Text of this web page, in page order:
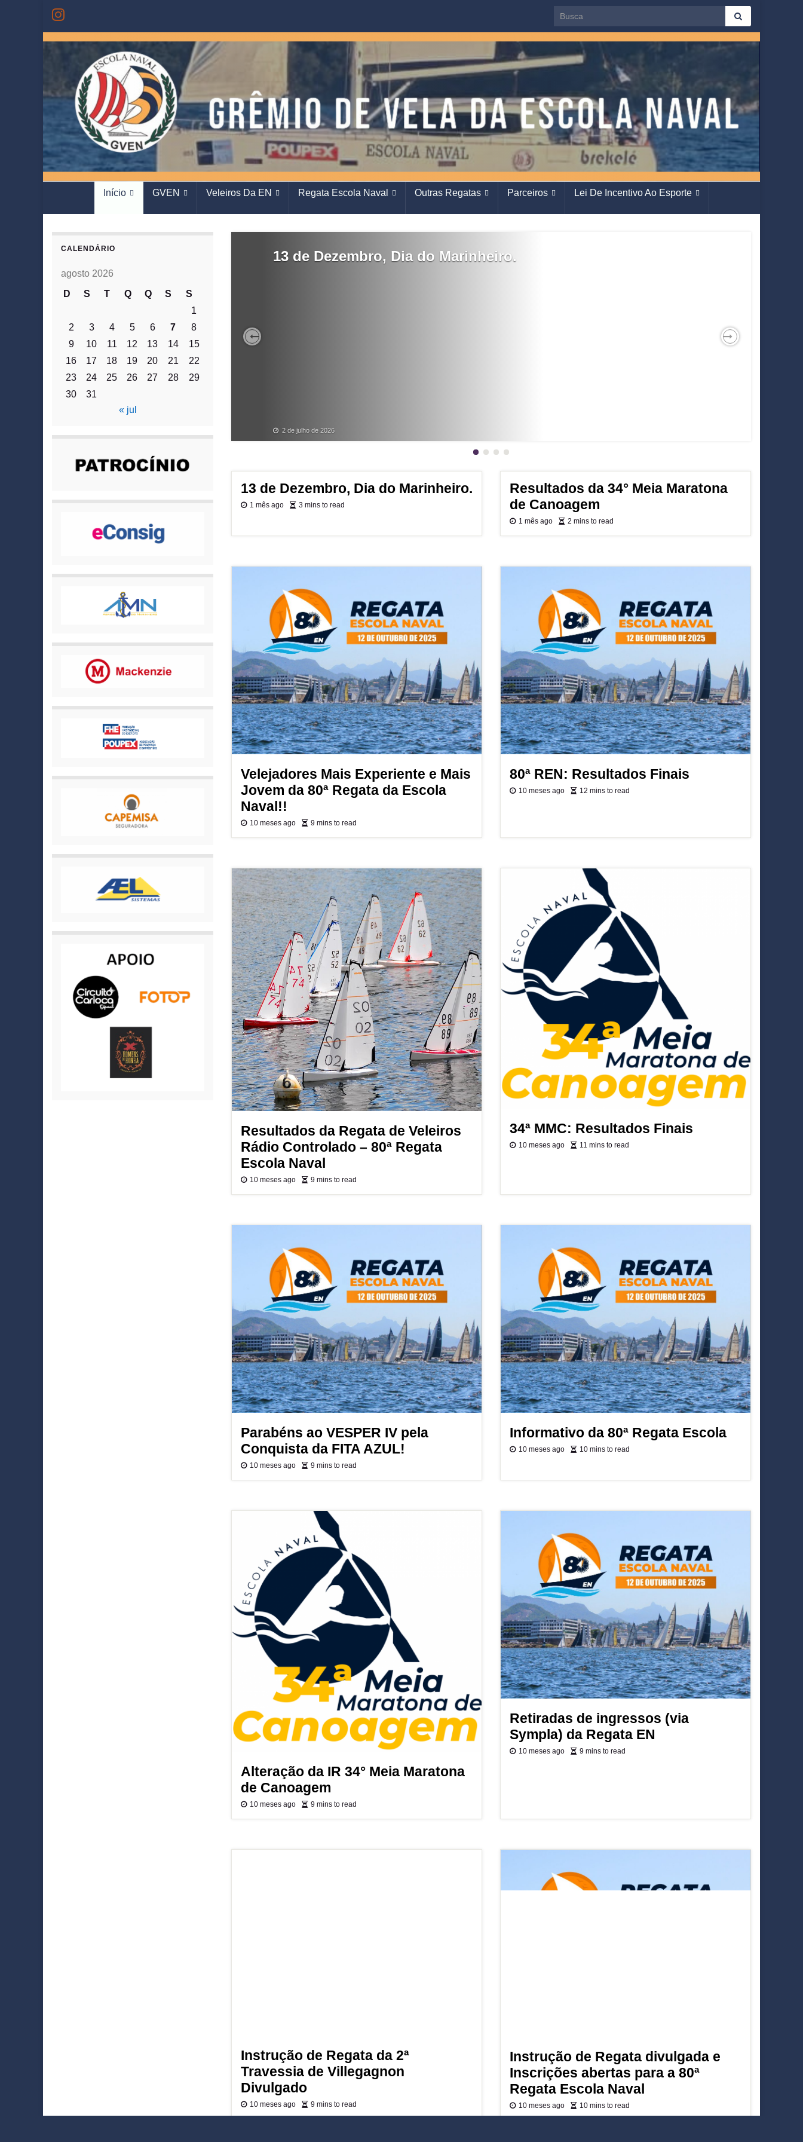
Search for:
Início GVEN Veleiros Da EN Regata Escola Naval Outras Regatas Parceiros Lei De Incentivo Ao Esporte
13 de Dezembro, Dia do Marinheiro.
2 de julho de 2026
13 de Dezembro, Dia do Marinheiro.
1 mês ago 3 mins to read
Resultados da 34° Meia Maratona
de Canoagem
1 mês ago 2 mins to read
Velejadores Mais Experiente e Mais
Jovem da 80ª Regata da Escola
Naval!!
10 meses ago 9 mins to read
80ª REN: Resultados Finais
10 meses ago 12 mins to read
Resultados da Regata de Veleiros
Rádio Controlado – 80ª Regata
Escola Naval
10 meses ago 9 mins to read
34ª MMC: Resultados Finais
10 meses ago 11 mins to read
Parabéns ao VESPER IV pela
Conquista da FITA AZUL!
10 meses ago 9 mins to read
Informativo da 80ª Regata Escola
10 meses ago 10 mins to read
Alteração da IR 34° Meia Maratona
de Canoagem
10 meses ago 9 mins to read
Retiradas de ingressos (via
Sympla) da Regata EN
10 meses ago 9 mins to read
Instrução de Regata da 2ª
Travessia de Villegagnon
Divulgado
10 meses ago 9 mins to read
Instrução de Regata divulgada e
Inscrições abertas para a 80ª
Regata Escola Naval
10 meses ago 10 mins to read
CALENDÁRIO
agosto 2026
D
S T Q Q S
S
1
2
3 4 5 6 7
8
9
10 11 12 13 14
15
16
17 18 19 20 21
22
23
24 25 26 27 28
29
30
31
« jul